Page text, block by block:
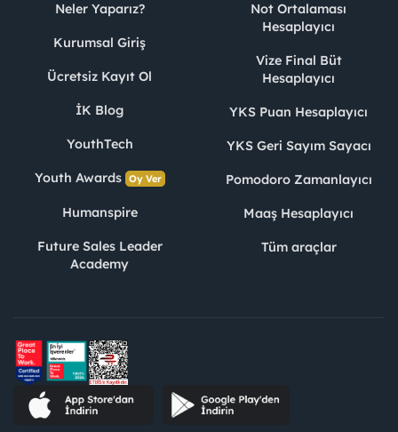
Neler Yaparız?
Kurumsal Giriş
Ücretsiz Kayıt Ol
İK Blog
YouthTech
Youth Awards Oy Ver
Humanspire
Future Sales Leader
Academy
Not Ortalaması
Hesaplayıcı
Vize Final Büt
Hesaplayıcı
YKS Puan Hesaplayıcı
YKS Geri Sayım Sayacı
Pomodoro Zamanlayıcı
Maaş Hesaplayıcı
Tüm araçlar